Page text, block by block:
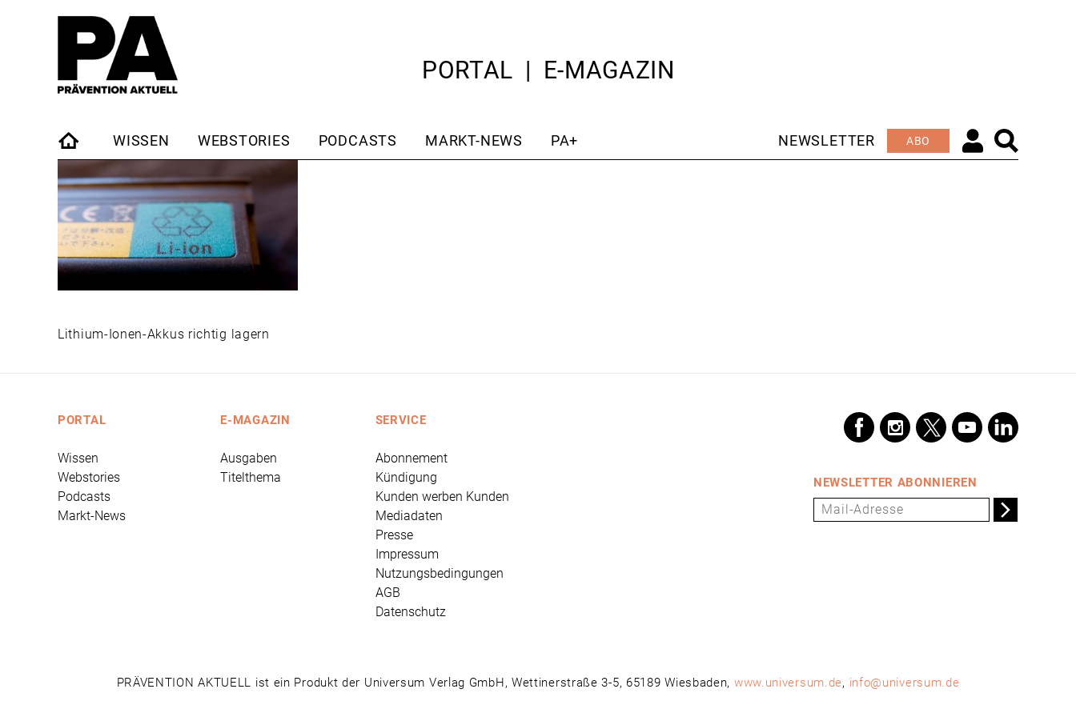
PORTAL E-MAGAZIN
STARTSEITE
WISSEN WEBSTORIES PODCASTS MARKT-NEWS PA+ NEWSLETTER ABO
Lithium-Ionen-Akkus richtig lagern
PORTAL
Wissen
Webstories
Podcasts
Markt-News
E-MAGAZIN
Ausgaben
Titelthema
SERVICE
Abonnement
Kündigung
Kunden werben Kunden
Mediadaten
Presse
Impressum
Nutzungsbedingungen
AGB
Datenschutz
NEWSLETTER ABONNIEREN
PRÄVENTION AKTUELL ist ein Produkt der Universum Verlag GmbH, Wettinerstraße 3-5, 65189 Wiesbaden, www.universum.de, info@universum.de